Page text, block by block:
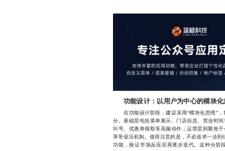
功能设计：以用户为中心的模块化
在功能设计阶段，建议采用“模块化思维”，
分。基础层包括菜单展示、门店信息、营业时
叫号、优惠券领取等高频动作；运营层则聚焦
享等促活机制。值得注意的是，不必追求一步
功能，验证市场反应后再逐步迭代。这种分阶